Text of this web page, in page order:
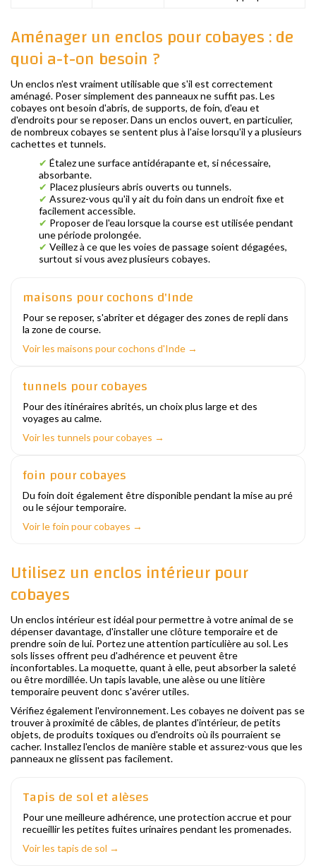
Aménager un enclos pour cobayes : de
quoi a-t-on besoin ?
Un enclos n'est vraiment utilisable que s'il est correctement
aménagé. Poser simplement des panneaux ne suffit pas. Les
cobayes ont besoin d'abris, de supports, de foin, d'eau et
d'endroits pour se reposer. Dans un enclos ouvert, en particulier,
de nombreux cobayes se sentent plus à l'aise lorsqu'il y a plusieurs
cachettes et tunnels.
✔ Étalez une surface antidérapante et, si nécessaire,
absorbante.
✔ Placez plusieurs abris ouverts ou tunnels.
✔ Assurez-vous qu'il y ait du foin dans un endroit fixe et
facilement accessible.
✔ Proposer de l'eau lorsque la course est utilisée pendant
une période prolongée.
✔ Veillez à ce que les voies de passage soient dégagées,
surtout si vous avez plusieurs cobayes.
maisons pour cochons d'Inde
Pour se reposer, s'abriter et dégager des zones de repli dans
la zone de course.
Voir les maisons pour cochons d'Inde →
tunnels pour cobayes
Pour des itinéraires abrités, un choix plus large et des
voyages au calme.
Voir les tunnels pour cobayes →
foin pour cobayes
Du foin doit également être disponible pendant la mise au pré
ou le séjour temporaire.
Voir le foin pour cobayes →
Utilisez un enclos intérieur pour
cobayes
Un enclos intérieur est idéal pour permettre à votre animal de se
dépenser davantage, d'installer une clôture temporaire et de
prendre soin de lui. Portez une attention particulière au sol. Les
sols lisses offrent peu d'adhérence et peuvent être
inconfortables. La moquette, quant à elle, peut absorber la saleté
ou être mordillée. Un tapis lavable, une alèse ou une litière
temporaire peuvent donc s'avérer utiles.
Vérifiez également l'environnement. Les cobayes ne doivent pas se
trouver à proximité de câbles, de plantes d'intérieur, de petits
objets, de produits toxiques ou d'endroits où ils pourraient se
cacher. Installez l'enclos de manière stable et assurez-vous que les
panneaux ne glissent pas facilement.
Tapis de sol et alèses
Pour une meilleure adhérence, une protection accrue et pour
recueillir les petites fuites urinaires pendant les promenades.
Voir les tapis de sol →